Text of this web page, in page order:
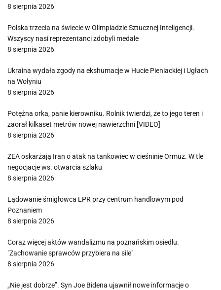
8 sierpnia 2026
Polska trzecia na świecie w Olimpiadzie Sztucznej Inteligencji.
Wszyscy nasi reprezentanci zdobyli medale
8 sierpnia 2026
Ukraina wydała zgody na ekshumacje w Hucie Pieniackiej i Ugłach
na Wołyniu
8 sierpnia 2026
Potężna orka, panie kierowniku. Rolnik twierdzi, że to jego teren i
zaorał kilkaset metrów nowej nawierzchni [VIDEO]
8 sierpnia 2026
ZEA oskarżają Iran o atak na tankowiec w cieśninie Ormuz. W tle
negocjacje ws. otwarcia szlaku
8 sierpnia 2026
Lądowanie śmigłowca LPR przy centrum handlowym pod
Poznaniem
8 sierpnia 2026
Coraz więcej aktów wandalizmu na poznańskim osiedlu.
"Zachowanie sprawców przybiera na sile"
8 sierpnia 2026
„Nie jest dobrze”. Syn Joe Bidena ujawnił nowe informacje o